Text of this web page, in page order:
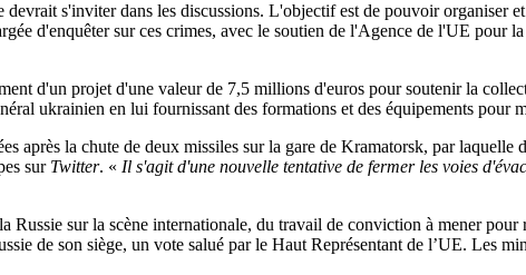
s'inviter dans les discussions. L'objectif est de pouvoir organiser
d'enquêter sur ces crimes, avec le soutien de l'Agence de l'UE pour
d'un projet d'une valeur de 7,5 millions d'euros pour soutenir la
ukrainien en lui fournissant des formations et des équipements pour
après la chute de deux missiles sur la gare de Kramatorsk, par
sur Twitter. « Il s'agit d'une nouvelle tentative de fermer les voies
Russie sur la scène internationale, du travail de conviction à mener
de son siège, un vote salué par le Haut Représentant de l’UE. Les